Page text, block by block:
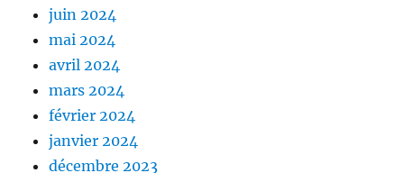
juin 2024
mai 2024
avril 2024
mars 2024
février 2024
janvier 2024
décembre 2023